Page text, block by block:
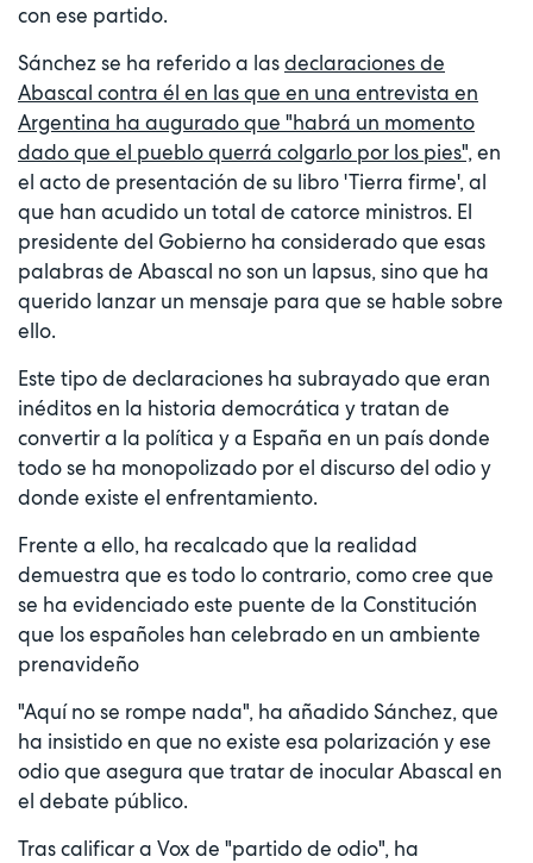
con ese partido.
Sánchez se ha referido a lasdeclaraciones de
Abascal contra él en las que en una entrevista en
Argentina ha augurado que "habrá un momento
dado que el pueblo querrá colgarlo por los pies",en
el acto de presentación de su libro 'Tierra firme', al
que han acudido un total de catorce ministros. El
presidente del Gobierno ha considerado que esas
palabras de Abascal no son un lapsus, sino que ha
querido lanzar un mensaje para que se hable sobre
ello.
Este tipo de declaraciones ha subrayado que eran
inéditos en la historia democrática y tratan de
convertir a la política y a España en un país donde
todo se ha monopolizado por el discurso del odio y
donde existe el enfrentamiento.
Frente a ello, ha recalcado que la realidad
demuestra que es todo lo contrario, como cree que
se ha evidenciado este puente de la Constitución
que los españoles han celebrado en un ambiente
prenavideño
"Aquí no se rompe nada", ha añadido Sánchez, que
ha insistido en que no existe esa polarización y ese
odio que asegura que tratar de inocular Abascal en
el debate público.
Tras calificar a Vox de "partido de odio", ha